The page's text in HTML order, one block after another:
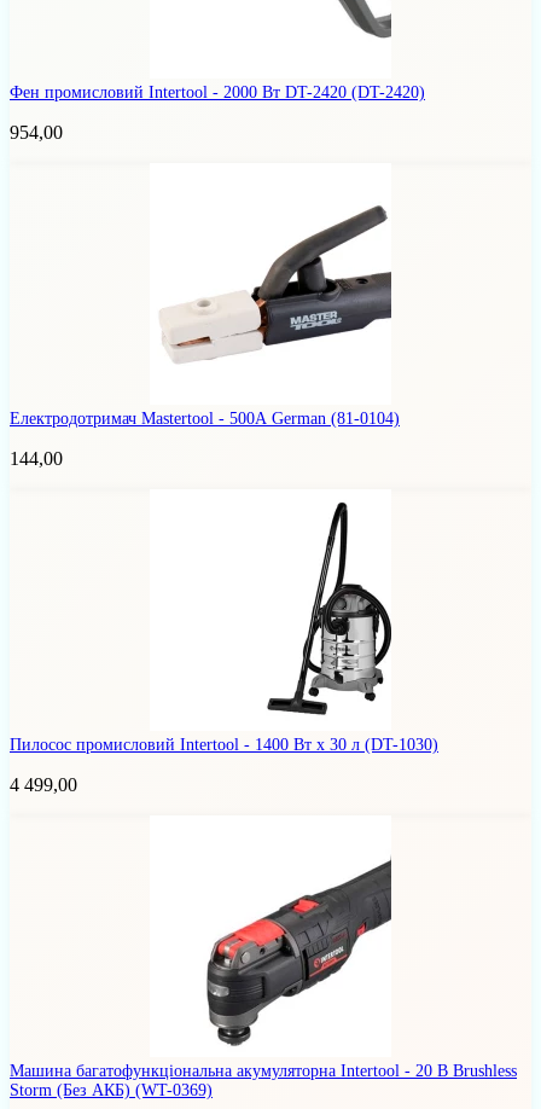
Фен промисловий Intertool - 2000 Вт DT-2420 (DT-2420)
954,00
Електродотримач Mastertool - 500А German (81-0104)
144,00
Пилосос промисловий Intertool - 1400 Вт x 30 л (DT-1030)
4 499,00
Машина багатофункціональна акумуляторна Intertool - 20 В Brushless
Storm (Без АКБ) (WT-0369)